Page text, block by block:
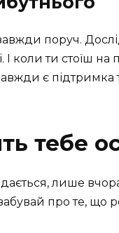
поруч.
І коли ти стоїш на
є підтримка
тебе
лише
про те, що